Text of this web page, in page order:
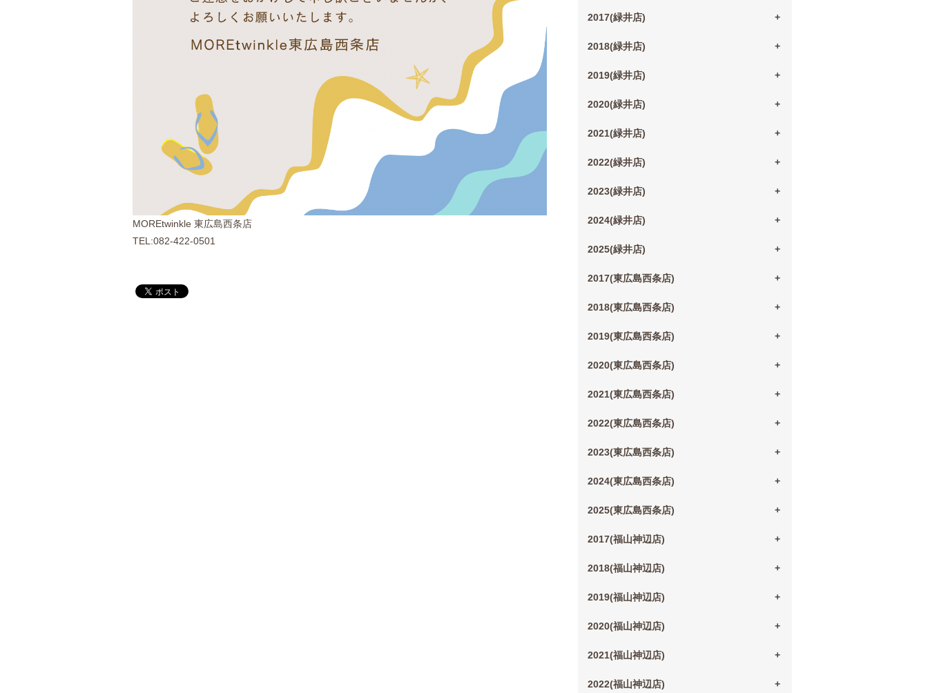
MOREtwinkle 東広島西条店
TEL:082-422-0501
2017(緑井店)
2018(緑井店)
2019(緑井店)
2020(緑井店)
2021(緑井店)
2022(緑井店)
2023(緑井店)
2024(緑井店)
2025(緑井店)
2017(東広島西条店)
2018(東広島西条店)
2019(東広島西条店)
2020(東広島西条店)
2021(東広島西条店)
2022(東広島西条店)
2023(東広島西条店)
2024(東広島西条店)
2025(東広島西条店)
2017(福山神辺店)
2018(福山神辺店)
2019(福山神辺店)
2020(福山神辺店)
2021(福山神辺店)
2022(福山神辺店)